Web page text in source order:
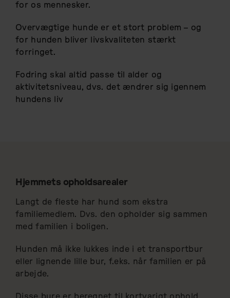
for os mennesker.
Overvægtige hunde er et stort problem – og
for hunden bliver livskvaliteten stærkt
forringet.
Fodring skal altid passe til alder og
aktivitetsniveau, dvs. det ændrer sig igennem
hundens liv
Hjemmets opholdsarealer
Langt de fleste har hund som ekstra
familiemedlem. Dvs. den opholder sig sammen
med familien i boligen.
Hunden må ikke lukkes inde i et transportbur
eller lignende lille bur, f.eks. når familien er på
arbejde.
Disse bure er beregnet til kortvarigt ophold